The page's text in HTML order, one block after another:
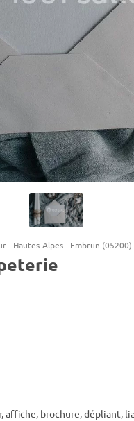
- Hautes-Alpes- Embrun (05200)
affiche, brochure, dépliant,